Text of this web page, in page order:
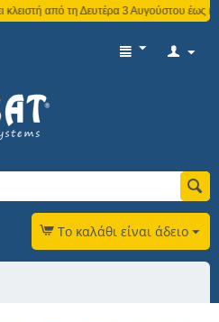
Δευτέρα 3 Αυγούστου έως και την
Το καλάθι είναι άδειο